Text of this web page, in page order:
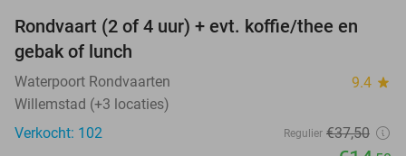
61%
Rondvaart (2 of 4 uur) + evt. koffie/thee en
gebak of lunch
Waterpoort Rondvaarten 9.4 star
Willemstad (+3 locaties)
Verkocht: 102
Regulier €37,50